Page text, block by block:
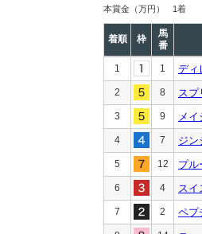
本賞金 （万円） 1着
着順 枠
馬
番
1 1 ディ
2 8 スプ
3 9 メ
4 7 ジン
5 12 プル
6 4 スイ
7 2 ペプ